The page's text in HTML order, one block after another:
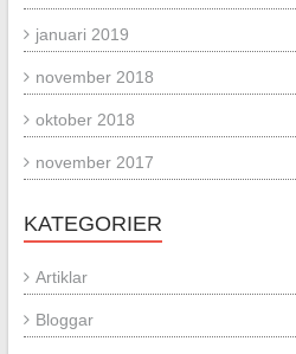
januari 2019
november 2018
oktober 2018
november 2017
KATEGORIER
Artiklar
Bloggar